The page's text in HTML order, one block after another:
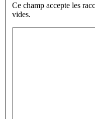
Ce champ accepte les
vides.